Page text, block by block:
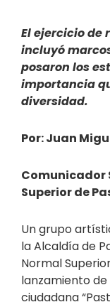
El ejercicio de
incluyó
posaron los
importancia
diversidad.
Por: Juan
Comunicador
Superior de
Un grupo
la Alcaldía de
Normal
lanzamiento
ciudadana